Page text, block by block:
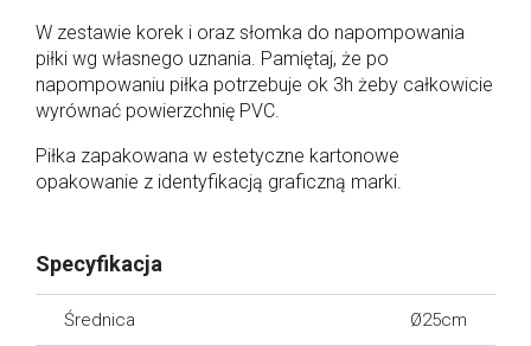
W zestawie korek i oraz słomka do napompowania
piłki wg własnego uznania. Pamiętaj, że po
napompowaniu piłka potrzebuje ok 3h żeby całkowicie
wyrównać powierzchnię PVC.
Piłka zapakowana w estetyczne kartonowe
opakowanie z identyfikacją graficzną marki.
Specyfikacja
Średnica Ø25cm